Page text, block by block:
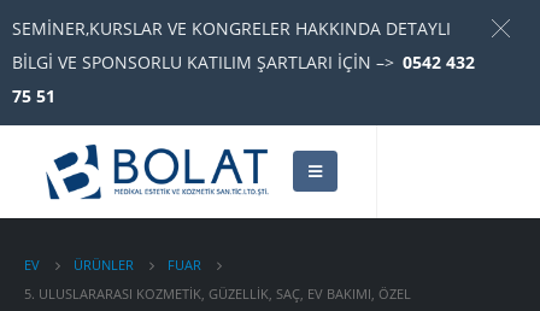
EV ÜRÜNLER
FUAR
5. ULUSLARARASI KOZMETIK, GÜZELLIK, SAÇ, EV BAKIMI, ÖZEL
SEMİNER,KURSLAR VE KONGRELER HAKKINDA DETAYLI
BİLGİ VE SPONSORLU KATILIM ŞARTLARI İÇİN –> 0542 432
75 51